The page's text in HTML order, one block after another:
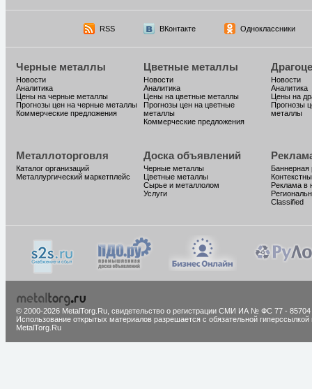
RSS ВКонтакте Одноклассники
Черные металлы
Новости
Аналитика
Цены на черные металлы
Прогнозы цен на черные металлы
Коммерческие предложения
Цветные металлы
Новости
Аналитика
Цены на цветные металлы
Прогнозы цен на цветные
металлы
Коммерческие предложения
Новости
Аналитика
Цены на
Прогнозы
металлы
Металлоторговля
Каталог организаций
Металлургический маркетплейс
Доска объявлений
Черные металлы
Цветные металлы
Сырье и металлолом
Услуги
Баннерная
Реклама в
Classified
© 2000-2026 MetalTorg.Ru, cвидетельство о регистрации СМИ ИА № ФС 77 - 85704
Использование открытых материалов разрешается с обязательной гиперссылкой
MetalTorg.Ru